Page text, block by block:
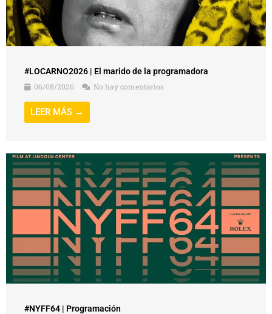
#LOCARNO2026 | El marido de la programadora
06/08/2026
No hay comentarios
LEER MÁS →
#NYFF64 | Programación